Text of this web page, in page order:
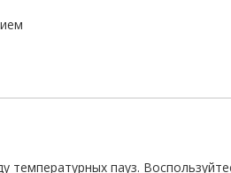
температурных пауз.